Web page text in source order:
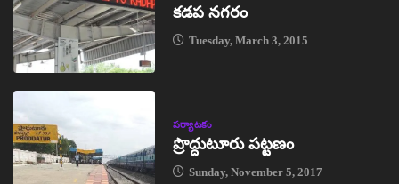
కడప నగరం
Tuesday, March 3, 2015
పర్యాటకం
ప్రొద్దుటూరు పట్టణం
Sunday, November 5, 2017